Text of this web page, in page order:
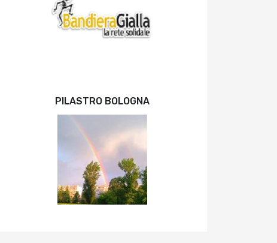
PILASTRO BOLOGNA